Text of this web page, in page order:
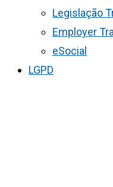
Legislação
Employer
eSocial
LGPD